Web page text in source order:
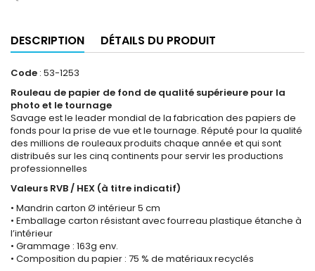
DESCRIPTION DÉTAILS DU PRODUIT
Code : 53-1253
Rouleau de papier de fond de qualité supérieure pour la
photo et le tournage
Savage est le leader mondial de la fabrication des papiers de
fonds pour la prise de vue et le tournage. Réputé pour la qualité
des millions de rouleaux produits chaque année et qui sont
distribués sur les cinq continents pour servir les productions
professionnelles
Valeurs RVB / HEX (à titre indicatif)
• Mandrin carton Ø intérieur 5 cm
• Emballage carton résistant avec fourreau plastique étanche à
l’intérieur
• Grammage : 163g env.
• Composition du papier : 75 % de matériaux recyclés